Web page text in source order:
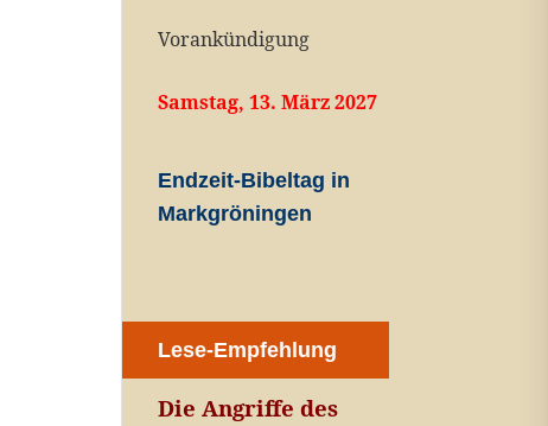
Vorankündigung
Samstag, 13. März 2027
Endzeit-Bibeltag in
Markgröningen
Lese-Empfehlung
Die Angriffe des